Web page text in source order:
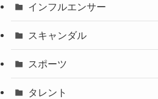
インフルエンサー
スキャンダル
スポーツ
タレント